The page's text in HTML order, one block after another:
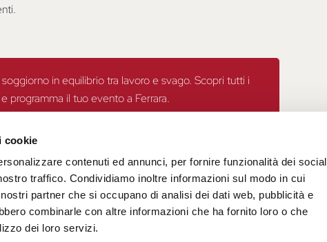
cookie
contenuti ed annunci, per fornire funzionalità dei social
traffico. Condividiamo inoltre informazioni sul modo in cui
partner che si occupano di analisi dei dati web, pubblicità e
combinarle con altre informazioni che ha fornito loro o che
dei loro servizi.
in equilibrio tra lavoro e svago. Scopri tutti i
programma il tuo evento a Ferrara.